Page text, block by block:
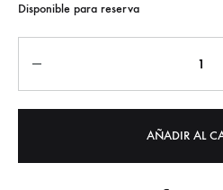
Disponible para reserva
AÑADIR AL